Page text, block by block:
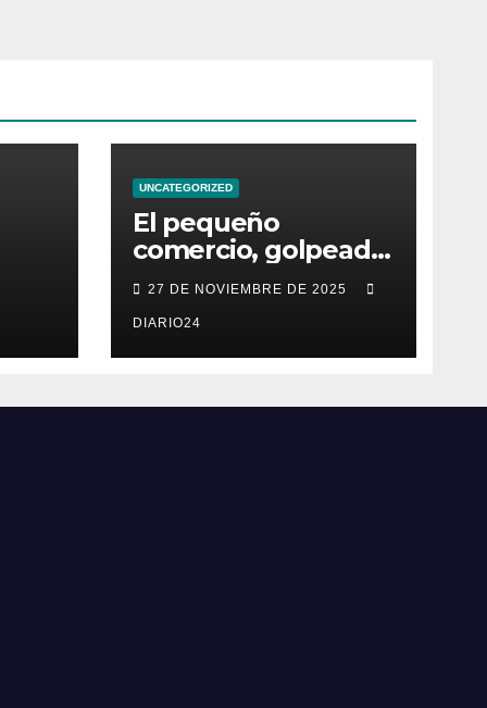
UNCATEGORIZED
El pequeño
comercio, golpeado
por los “falsos
descuentos” del
Black Friday de las
grandes cadenas
27 DE NOVIEMBRE DE 2025
DIARIO24